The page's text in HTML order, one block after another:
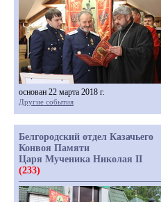
основан 22 марта 2018 г.
Другие события
Белгородский отдел Казачьего
Конвоя Памяти
Царя Мученика Николая II
(233)